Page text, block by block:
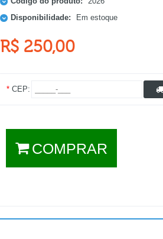
Disponibilidade:
Em estoque
R$ 250,00
*CEP:
COMPRAR